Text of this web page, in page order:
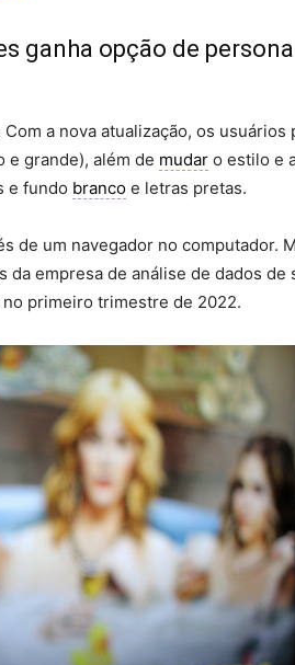
ganha opção de
a nova atualização, os usuários
e grande), além de mudar o estilo e
e fundo branco e letras pretas.
de um navegador no computador.
empresa de análise de dados de
primeiro trimestre de 2022.